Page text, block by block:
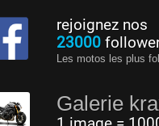
rejoignez nos
23000
Les motos les plus
Galerie